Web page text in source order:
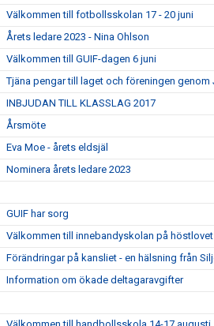
Välkommen till fotbollsskolan 17 - 20 juni
Årets ledare 2023 - Nina Ohlson
Välkommen till GUIF-dagen 6 juni
Tjäna pengar till laget och föreningen genom
INBJUDAN TILL KLASSLAG 2017
Årsmöte
Eva Moe - årets eldsjäl
Nominera årets ledare 2023
GUIF har sorg
Välkommen till innebandyskolan på höstlovet
Förändringar på kansliet - en hälsning från
Information om ökade deltagaravgifter